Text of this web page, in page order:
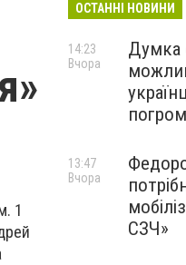
1
ОСТАННІ НОВИНИ
Думка
14:23
Вчора
СЗЧ»
13:47
Вчора